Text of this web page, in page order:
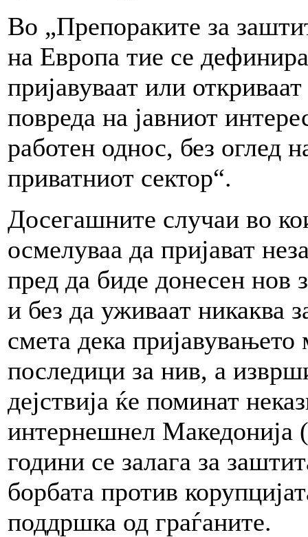
Во „Препораките за
на Европа тие се
пријавуваат или
повреда на јавниот
работен однос, без оглед
приватниот сектор“.
Досегашните случаи во
осмелуваа да пријават
пред да биде донесен нов
и без да уживаат никаква
смета дека
последици за нив, а
дејствија ќе поминат
интернешнел Македонија
години се залага за
борбата против
поддршка од граѓаните.